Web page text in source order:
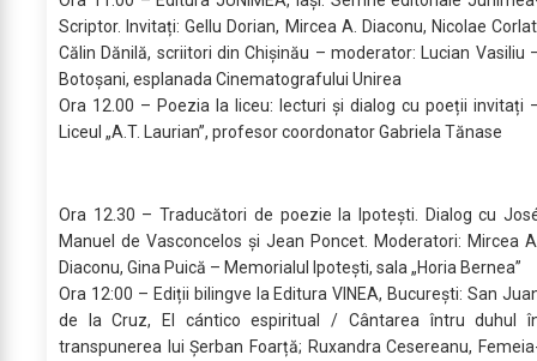
Scriptor. Invitați: Gellu Dorian, Mircea A. Diaconu, Nicolae
Călin Dănilă, scriitori din Chișinău – moderator: Lucian Vasiliu
Botoșani, esplanada Cinematografului Unirea
Ora 12.00 – Poezia la liceu: lecturi și dialog cu poeții invitați
Liceul „A.T. Laurian”, profesor coordonator Gabriela Tănase
Ora 12.30 – Traducători de poezie la Ipotești. Dialog cu
Manuel de Vasconcelos și Jean Poncet. Moderatori: Mircea
Diaconu, Gina Puică – Memorialul Ipotești, sala „Horia Bernea”
Ora 12:00 – Ediții bilingve la Editura VINEA, București: San
de la Cruz, El cántico espiritual / Cântarea întru duhul
transpunerea lui Șerban Foarță; Ruxandra Cesereanu,